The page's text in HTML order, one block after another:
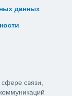
данных
связи,